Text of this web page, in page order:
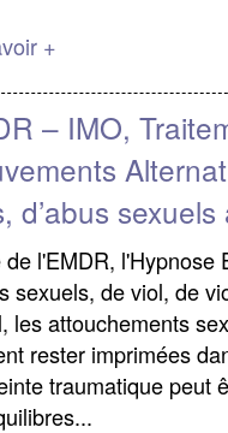
+
– IMO,
d’abus
de l'EMDR, l'Hypnose
sexuels, de viol, de
les attouchements
rester imprimées
traumatique peut